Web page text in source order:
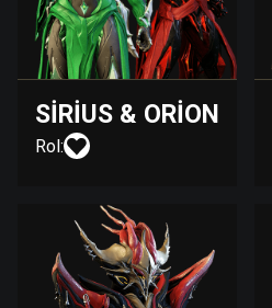
SIRIUS & ORION
Rol: